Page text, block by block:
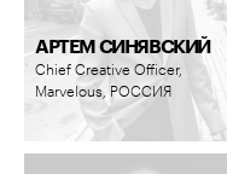
АРТЕМ СИНЯВСКИЙ
Chief Creative Officer,
Marvelous, РОССИЯ